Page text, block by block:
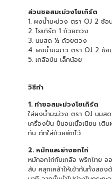
ส่วนซอสมะม่วงโยเกิร์ต
1. ผงน้ำมะม่วง ตรา OJ 2 ช้อ
2. โยเกิร์ต 1 ถ้วยตวง
3. นมสด ½ ถ้วยตวง
4. ผงน้ำมะนาว ตรา OJ 2 ช้อ
5. เกลือป่น เล็กน้อย
วิธีทำ
1. ทำซอสมะม่วงโยเกิร์ต
ใส่ผงน้ำมะม่วง ตรา OJ นมสด
เครื่องปั่น ปั่นจนเนื้อเนียน เติม
กัน ตักใส่ถ้วยพักไว้
2. หมักและย่างอกไก่
หมักอกไก่กับเกลือ พริกไทย ออ
สับ คลุกเคล้าให้เข้ากันทั้งสอ